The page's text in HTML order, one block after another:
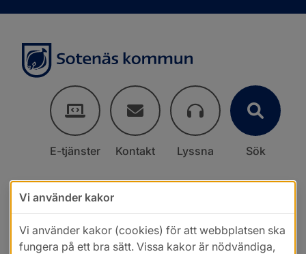
E-tjänster Kontakt Lyssna Sök
Vi använder kakor
Vi använder kakor (cookies) för att webbplatsen ska
fungera på ett bra sätt. Vissa kakor är nödvändiga,